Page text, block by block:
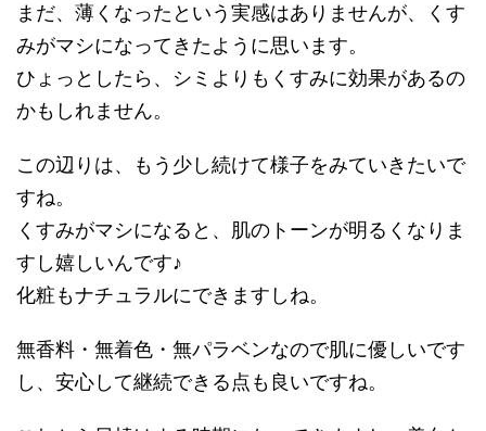
まだ、薄くなったという実感はありませんが、くす
みがマシになってきたように思います。
ひょっとしたら、シミよりもくすみに効果があるの
かもしれません。
この辺りは、もう少し続けて様子をみていきたいで
すね。
くすみがマシになると、肌のトーンが明るくなりま
すし嬉しいんです♪
化粧もナチュラルにできますしね。
無香料・無着色・無パラベンなので肌に優しいです
し、安心して継続できる点も良いですね。